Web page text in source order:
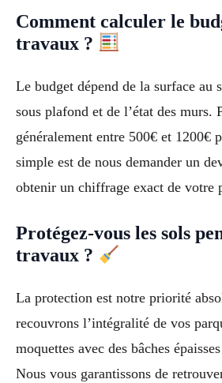
Comment calculer le
travaux ?
Le budget dépend de la surface au
sous plafond et de l’état des murs.
généralement entre 500€ et 1200€
simple est de nous demander un
obtenir un chiffrage exact de votre
Protégez-vous les sols
travaux ?
La protection est notre priorité
recouvrons l’intégralité de vos
moquettes avec des bâches
Nous vous garantissons de